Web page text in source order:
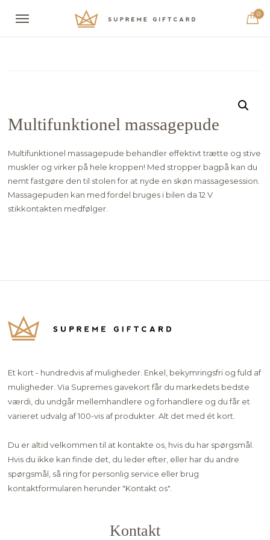
0
Multifunktionel massagepude
Multifunktionel massagepude behandler effektivt trætte og stive
muskler og virker på hele kroppen! Med stropper bagpå kan du
nemt fastgøre den til stolen for at nyde en skøn massagesession.
Massagepuden kan med fordel bruges i bilen da 12 V
stikkontakten medfølger.
Et kort - hundredvis af muligheder. Enkel, bekymringsfri og fuld af
muligheder. Via Supremes gavekort får du markedets bedste
værdi, du undgår mellemhandlere og forhandlere og du får et
varieret udvalg af 100-vis af produkter. Alt det med ét kort.
Du er altid velkommen til at kontakte os, hvis du har spørgsmål.
Hvis du ikke kan finde det, du leder efter, eller har du andre
spørgsmål, så ring for personlig service eller brug
kontaktformularen herunder "Kontakt os".
Kontakt